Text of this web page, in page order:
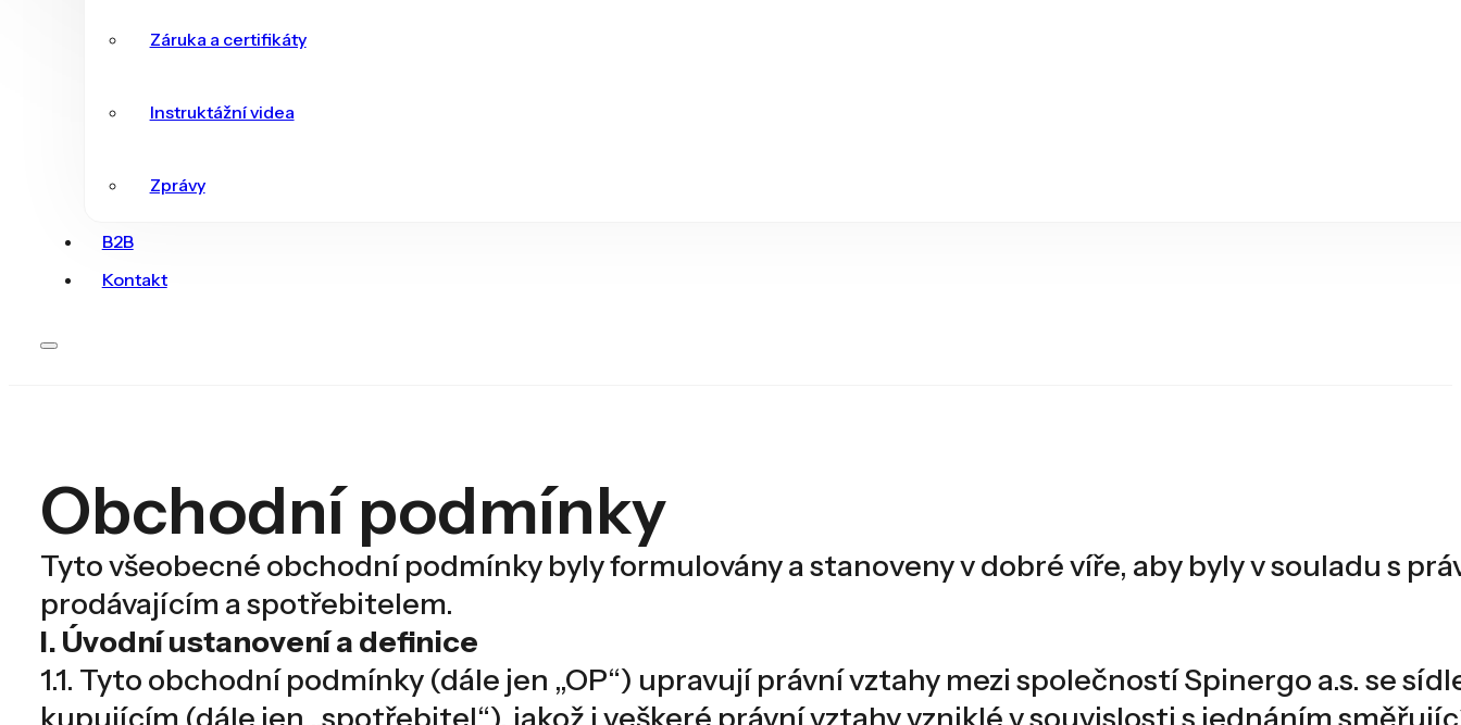
Záruka a certifikáty
Instruktážní videa
Zprávy
B2B
Kontakt
Obchodní podmínky
Tyto všeobecné obchodní podmínky byly formulovány a stanoveny v dobré víře, aby byly v souladu s
prodávajícím a spotřebitelem.
I. Úvodní ustanovení a definice
1.1. Tyto obchodní podmínky (dále jen „OP“) upravují právní vztahy mezi společností Spinergo a.s. se
kupujícím (dále jen „spotřebitel“), jakož i veškeré právní vztahy vzniklé v souvislosti s jednáním